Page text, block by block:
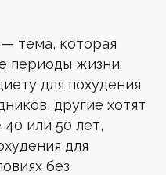
тема, которая
периоды жизни.
для похудения
другие хотят
40 или 50 лет,
для
без